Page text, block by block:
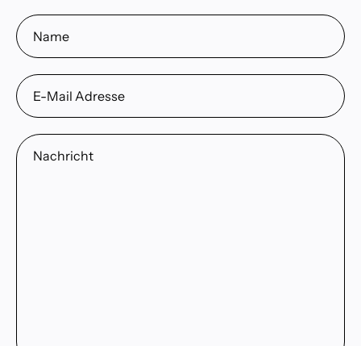
Name
E-
Mail
Nachricht